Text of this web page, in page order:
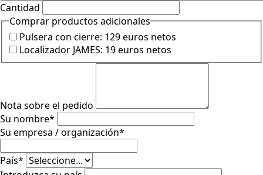
Cantidad
Comprar productos adicionales
Pulsera con cierre: 129 euros netos
Localizador JAMES: 19 euros netos
Nota sobre el pedido
Su nombre*
Su empresa / organización*
País*